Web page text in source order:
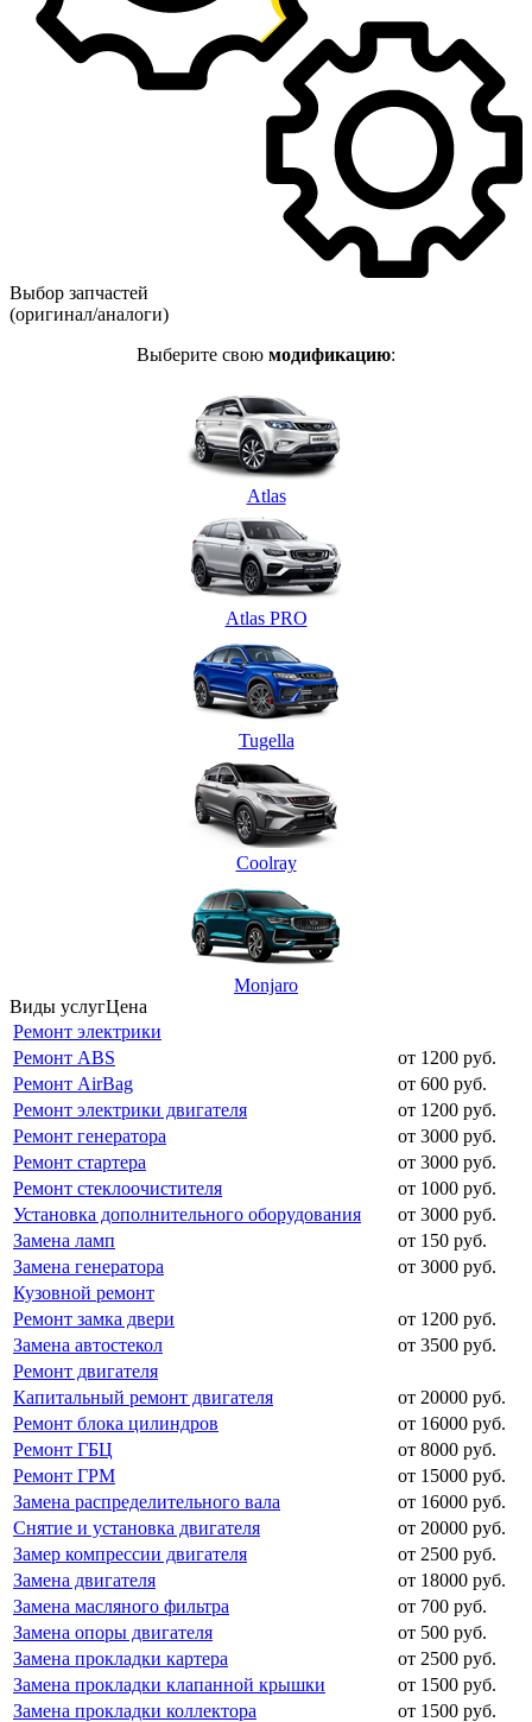
Выбор запчастей
(оригинал/аналоги)
Выберите свою модификацию:
Atlas
Atlas PRO
Tugella
Coolray
Monjaro
Виды услугЦена
Ремонт электрики
Ремонт ABS
от 1200 руб.
Ремонт AirBag
от 600 руб.
Ремонт электрики двигателя
от 1200 руб.
Ремонт генератора
от 3000 руб.
Ремонт стартера
от 3000 руб.
Ремонт стеклоочистителя
от 1000 руб.
Установка дополнительного оборудования
от 3000 руб.
Замена ламп
от 150 руб.
Замена генератора
от 3000 руб.
Кузовной ремонт
Ремонт замка двери
от 1200 руб.
Замена автостекол
от 3500 руб.
Ремонт двигателя
Капитальный ремонт двигателя
от 20000 руб.
Ремонт блока цилиндров
от 16000 руб.
Ремонт ГБЦ
от 8000 руб.
Ремонт ГРМ
от 15000 руб.
Замена распределительного вала
от 16000 руб.
Снятие и установка двигателя
от 20000 руб.
Замер компрессии двигателя
от 2500 руб.
Замена двигателя
от 18000 руб.
Замена масляного фильтра
от 700 руб.
Замена опоры двигателя
от 500 руб.
Замена прокладки картера
от 2500 руб.
Замена прокладки клапанной крышки
от 1500 руб.
Замена прокладки коллектора
от 1500 руб.